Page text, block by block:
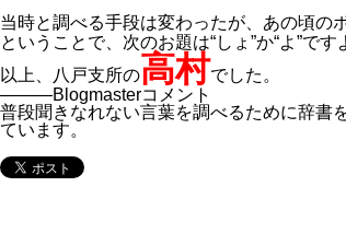
当時と調べる手段は変わったが、あの頃の
ということで、次のお題は“しょ”か“よ”です
以上、八戸支所の高村でした。
―――Blogmasterコメント
普段聞きなれない言葉を調べるために辞書
ています。